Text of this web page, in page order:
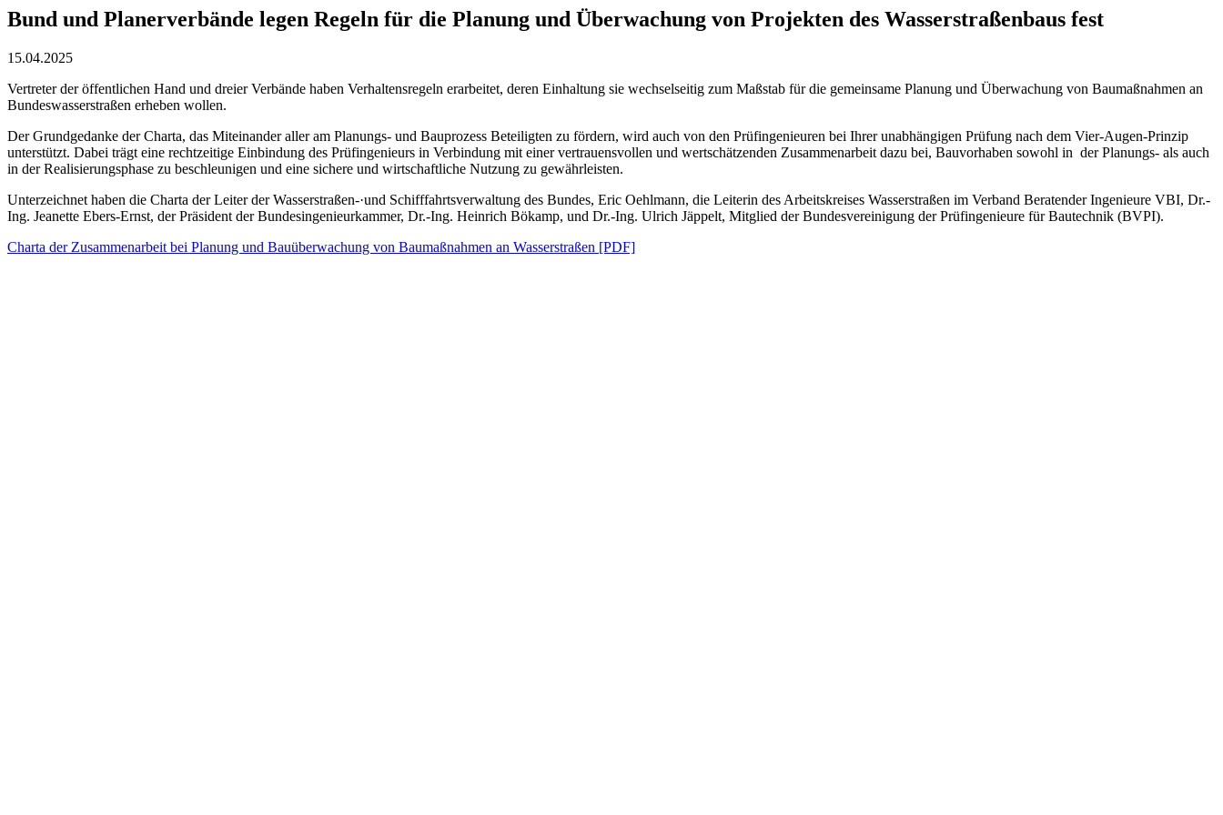
Bund und Planerverbände legen Regeln für die Planung und Überwachung von Projekten des Wasserstraßenbaus fest
15.04.2025
Vertreter der öffentlichen Hand und dreier Verbände haben Verhaltensregeln erarbeitet, deren Einhaltung sie wechselseitig zum Maßstab für die gemeinsame Planung und Überwachung von Baumaßnahmen an
Bundeswasserstraßen erheben wollen.
Der Grundgedanke der Charta, das Miteinander aller am Planungs- und Bauprozess Beteiligten zu fördern, wird auch von den Prüfingenieuren bei Ihrer unabhängigen Prüfung nach dem Vier-Augen-Prinzip
unterstützt. Dabei trägt eine rechtzeitige Einbindung des Prüfingenieurs in Verbindung mit einer vertrauensvollen und wertschätzenden Zusammenarbeit dazu bei, Bauvorhaben sowohl in der Planungs- als auch
in der Realisierungsphase zu beschleunigen und eine sichere und wirtschaftliche Nutzung zu gewährleisten.
Unterzeichnet haben die Charta der Leiter der Wasserstraßen-·und Schifffahrtsverwaltung des Bundes, Eric Oehlmann, die Leiterin des Arbeitskreises Wasserstraßen im Verband Beratender Ingenieure VBI, Dr.-
Ing. Jeanette Ebers-Ernst, der Präsident der Bundesingenieurkammer, Dr.-Ing. Heinrich Bökamp, und Dr.-Ing. Ulrich Jäppelt, Mitglied der Bundesvereinigung der Prüfingenieure für Bautechnik (BVPI).
Charta der Zusammenarbeit bei Planung und Bauüberwachung von Baumaßnahmen an Wasserstraßen [PDF]